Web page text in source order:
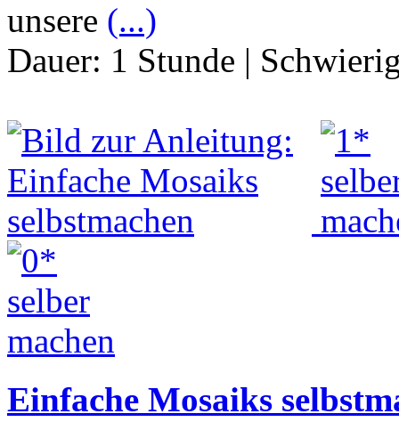
unsere (...)
Dauer: 1 Stunde |
Einfache Mosaiks